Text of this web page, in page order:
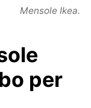
Mensole Ikea.
per